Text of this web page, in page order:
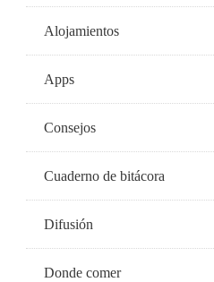
Alojamientos
Apps
Consejos
Cuaderno de bitácora
Difusión
Donde comer